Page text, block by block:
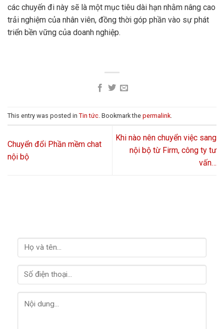
các chuyến đi này sẽ là một mục tiêu dài hạn nhằm nâng cao
trải nghiệm của nhân viên, đồng thời góp phần vào sự phát
triển bền vững của doanh nghiệp.
This entry was posted in Tin tức . Bookmark the permalink
Chuyển đổi Phần mềm chat
nội bộ
Khi nào nên chuyển việc sang
nội bộ từ Firm, công ty tư
vấn…